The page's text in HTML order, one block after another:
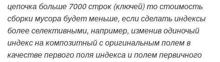
цепочка больше 7000 строк (ключей) то стоимость
сборки мусора будет меньше, если сделать индексы
более селективными, например, изменив одиночый
индекс на композитный с оригинальным полем в
качестве первого поля индекса и полем первичного